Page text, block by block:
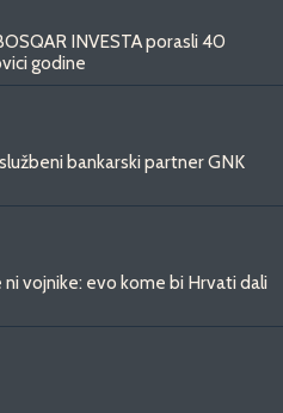
INVESTA porasli 40
godine
bankarski partner GNK
vojnike: evo kome bi Hrvati dali